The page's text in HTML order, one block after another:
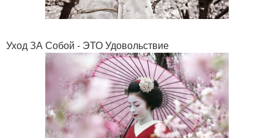
Уход ЗА Собой - ЭТО Удовольствие